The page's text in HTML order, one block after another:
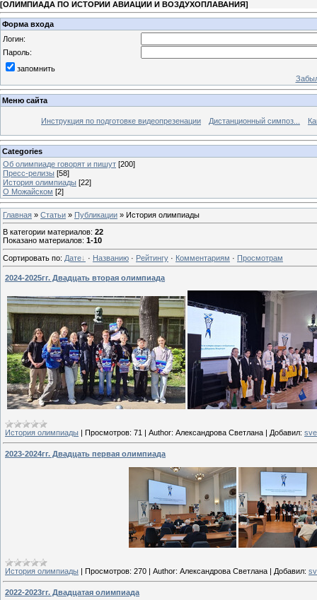
[ОЛИМПИАДА ПО ИСТОРИИ АВИАЦИИ И ВОЗДУХОПЛАВАНИЯ]
Форма входа
Логин:
Пароль:
запомнить
Меню сайта
Инструкция по подготовке видеопрезенации Дистанционный симпоз...
Categories
Об олимпиаде говорят и пишут [200]
Пресс-релизы [58]
История олимпиады [22]
О Можайском [2]
Главная » Статьи » Публикации » История олимпиады
В категории материалов: 22
Показано материалов: 1-10
Сортировать по: Дате · Названию · Рейтингу · Комментариям · Просмотрам
2024-2025гг. Двадцать вторая олимпиада
История олимпиады | Просмотров: 71 | Author: Александрова Светлана | Добавил:
2023-2024гг. Двадцать первая олимпиада
История олимпиады | Просмотров: 270 | Author: Александрова Светлана | Добавил:
2022-2023гг. Двадцатая олимпиада